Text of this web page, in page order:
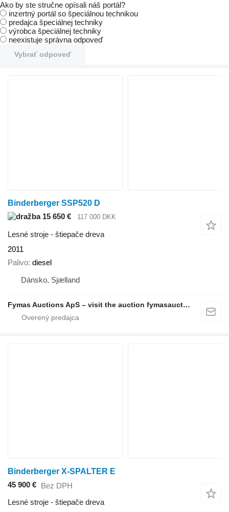
Ako by ste stručne opísali náš portál?
inzertný portál so špeciálnou technikou
predajca špeciálnej techniky
výrobca špeciálnej techniky
neexistuje správna odpoveď
Vybrať odpoveď
Binderberger SSP520 D
15 650 €
117 000 DKK
Lesné stroje - štiepače dreva
2011
Palivo diesel
Dánsko, Sjælland
Fymas Auctions ApS – visit the auction fymasauctions.dk
Binderberger X-SPALTER E
45 900 € Bez DPH
Lesné stroje - štiepače dreva